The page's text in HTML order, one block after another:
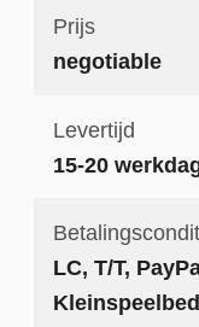
Prijs
negotiable
Levertijd
15-20
LC, T/T,